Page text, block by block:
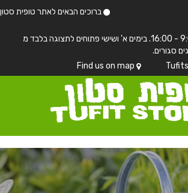
ברוכים הבאים לאתר טופית סטון
בימים ב׳ ג׳ ד׳ ה׳ 9:00 - 16:00. בימים א' ושישי פתוחים לתצוגה בלבד מ